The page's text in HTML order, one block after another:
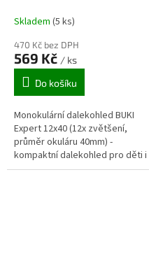
Skladem (5 ks)
470 Kč bez DPH
569 Kč / ks
Do košíku
Monokulární dalekohled BUKI
Expert 12x40 (12x zvětšení,
průměr okuláru 40mm) -
kompaktní dalekohled pro děti i
dospělé vhodný na vycházky do